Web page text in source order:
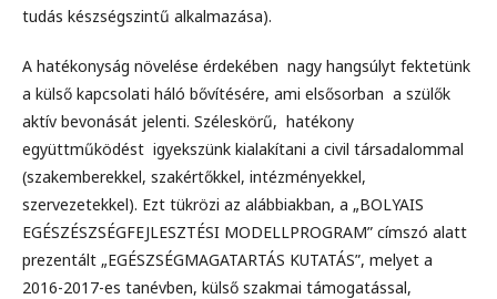
tudás készségszintű alkalmazása).
A hatékonyság növelése érdekében nagy hangsúlyt fektetünk
a külső kapcsolati háló bővítésére, ami elsősorban a szülők
aktív bevonását jelenti. Széleskörű, hatékony
együttműködést igyekszünk kialakítani a civil társadalommal
(szakemberekkel, szakértőkkel, intézményekkel,
szervezetekkel). Ezt tükrözi az alábbiakban, a „BOLYAIS
EGÉSZÉSZSÉGFEJLESZTÉSI MODELLPROGRAM” címszó alatt
prezentált „EGÉSZSÉGMAGATARTÁS KUTATÁS”, melyet a
2016-2017-es tanévben, külső szakmai támogatással,